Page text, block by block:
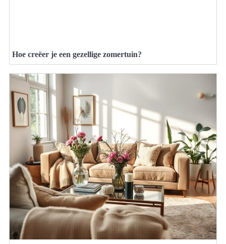
Hoe creëer je een gezellige zomertuin?